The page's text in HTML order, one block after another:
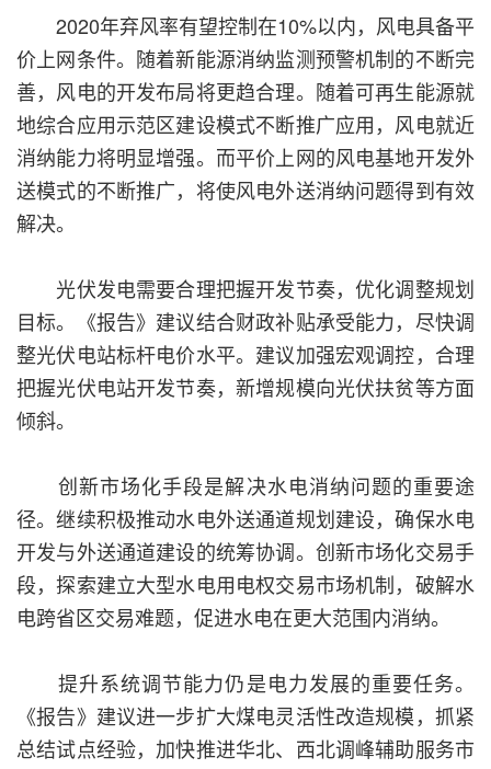
2020年弃风率有望控制在10%以内，风电具备平
价上网条件。随着新能源消纳监测预警机制的不断完
善，风电的开发布局将更趋合理。随着可再生能源就
地综合应用示范区建设模式不断推广应用，风电就近
消纳能力将明显增强。而平价上网的风电基地开发外
送模式的不断推广，将使风电外送消纳问题得到有效
解决。
光伏发电需要合理把握开发节奏，优化调整规划
目标。《报告》建议结合财政补贴承受能力，尽快调
整光伏电站标杆电价水平。建议加强宏观调控，合理
把握光伏电站开发节奏，新增规模向光伏扶贫等方面
倾斜。
创新市场化手段是解决水电消纳问题的重要途
径。继续积极推动水电外送通道规划建设，确保水电
开发与外送通道建设的统筹协调。创新市场化交易手
段，探索建立大型水电用电权交易市场机制，破解水
电跨省区交易难题，促进水电在更大范围内消纳。
提升系统调节能力仍是电力发展的重要任务。
《报告》建议进一步扩大煤电灵活性改造规模，抓紧
总结试点经验，加快推进华北、西北调峰辅助服务市